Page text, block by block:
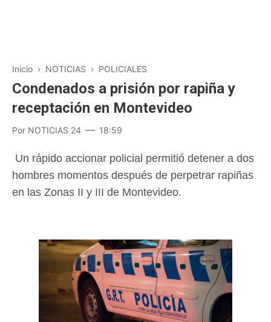
Inicio › NOTICIAS › POLICIALES
Condenados a prisión por rapiña y
receptación en Montevideo
Por NOTICIAS 24 18:59
Un rápido accionar policial permitió detener a dos
hombres momentos después de perpetrar rapiñas
en las Zonas II y III de Montevideo.